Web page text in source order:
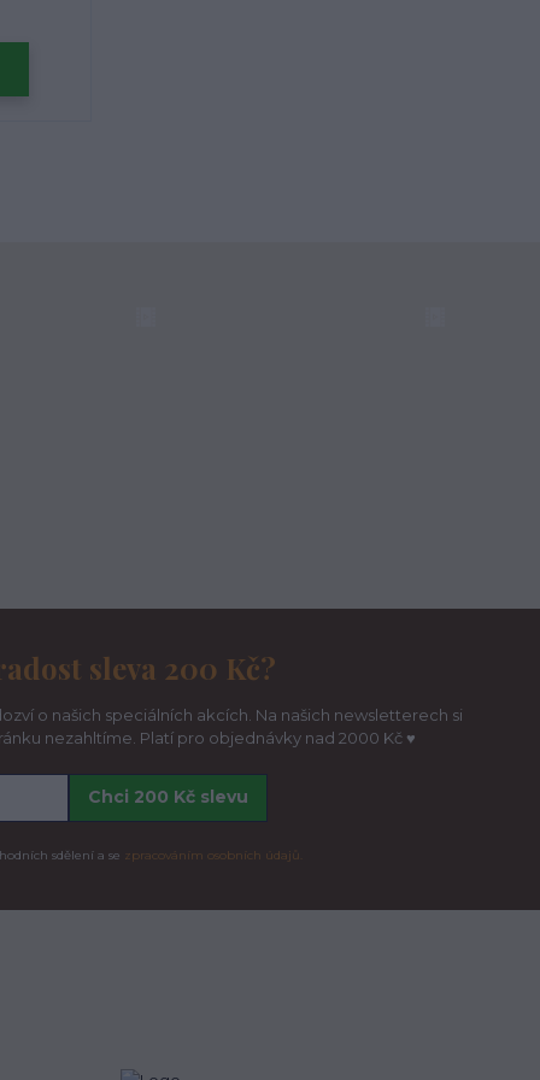
sleva 200 Kč?
o našich speciálních akcích. Na našich newsletterech si
nezahltíme. Platí pro objednávky nad 2000 Kč ♥
Chci 200 Kč slevu
sdělení a se zpracováním osobních údajů.